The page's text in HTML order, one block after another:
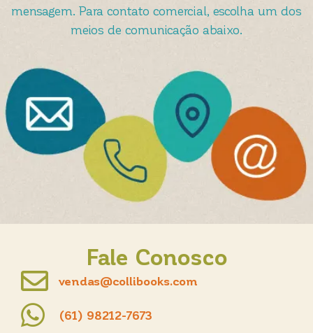
mensagem. Para contato comercial, escolha um dos
meios de comunicação abaixo.
Fale Conosco
vendas@collibooks.com
(61) 98212-7673